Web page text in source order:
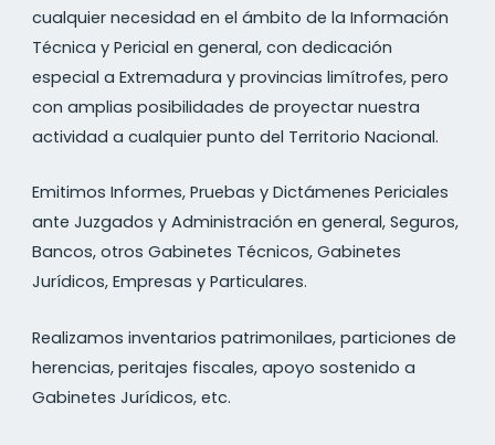
cualquier necesidad en el ámbito de la Información
Técnica y Pericial en general, con dedicación
especial a Extremadura y provincias limítrofes, pero
con amplias posibilidades de proyectar nuestra
actividad a cualquier punto del Territorio Nacional.
Emitimos Informes, Pruebas y Dictámenes Periciales
ante Juzgados y Administración en general, Seguros,
Bancos, otros Gabinetes Técnicos, Gabinetes
Jurídicos, Empresas y Particulares.
Realizamos inventarios patrimonilaes, particiones de
herencias, peritajes fiscales, apoyo sostenido a
Gabinetes Jurídicos, etc.